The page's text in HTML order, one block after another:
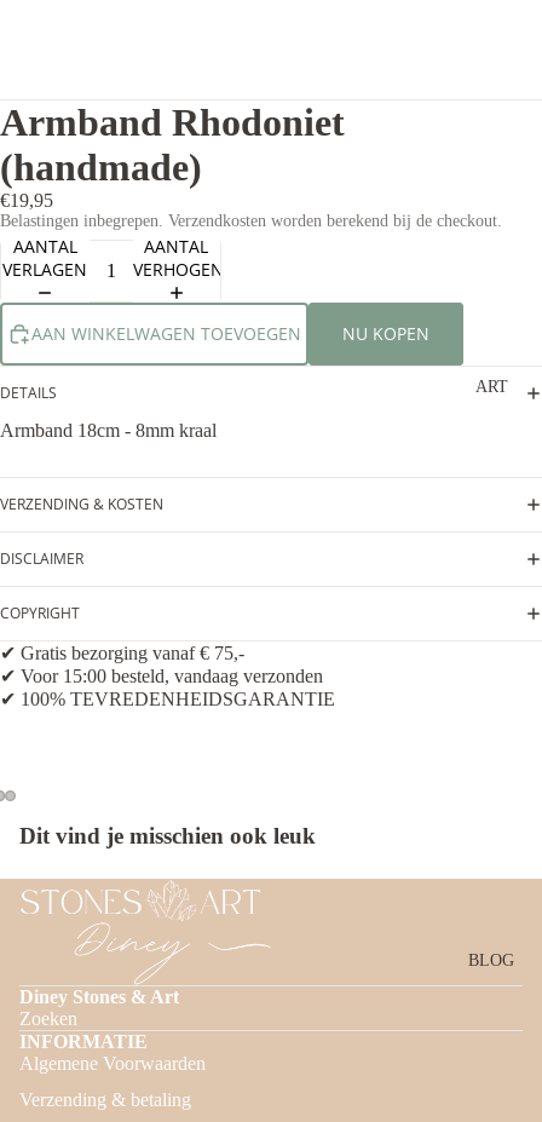
ART
BLOG
Armband Rhodoniet
(handmade)
€19,95
Belastingen inbegrepen. Verzendkosten worden berekend bij de checkout.
AANTAL
VERLAGEN
AANTAL
VERHOGEN
AAN WINKELWAGEN TOEVOEGEN NU KOPEN
DETAILS
Armband 18cm - 8mm kraal
VERZENDING & KOSTEN
DISCLAIMER
COPYRIGHT
✔ Gratis bezorging vanaf € 75,-
✔ Voor 15:00 besteld, vandaag verzonden
✔ 100% TEVREDENHEIDSGARANTIE
Dit vind je misschien ook leuk
Diney Stones & Art
Zoeken
INFORMATIE
Algemene Voorwaarden
Verzending & betaling
Privacybeleid
Terugbetalingsbeleid